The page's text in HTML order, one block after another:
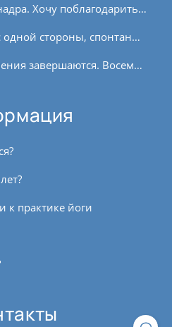
Здравствуйте, Алекснадра. Хочу поблагодарить Вас за курс йоги для вата-доши на asanaonline.ru. Я обучаюсь на курсах преподавателей йоги и решила, что мне необходимо...
Записалась на курс, с одной стороны, спонтанно, вечером мыла посуду и думала о своём, но вдруг всё бросила и пошла регистрироваться на сайте. С другой стороны, мысли давно...
Восемь месяцев обучения завершаются. Восемь месяцев плодотворной работы, самопознания, развития, пути в глубину совместно с преподавателями OUM.RU. Объем знаний, практических...
практике йоги